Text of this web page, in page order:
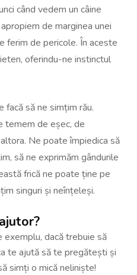
când vedem un câine
de marginea unei
ferim de pericole. În aceste
oferindu-ne instinctul
facă să ne simțim rău.
temem de eșec, de
Ne poate împiedica să
să ne exprimăm gândurile
frică ne poate ține pe
singuri și neînțeleși.
exemplu, dacă trebuie să
te ajută să te pregătești și
simți o mică neliniște!